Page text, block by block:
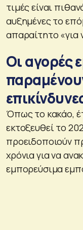
τιμές είναι
αυξημένες το
απαραίτητο «για
Οι αγορές
Όπως το κακάο,
εκτοξευθεί το
προειδοποιούν
χρόνια για να
εμπορεύσιμα